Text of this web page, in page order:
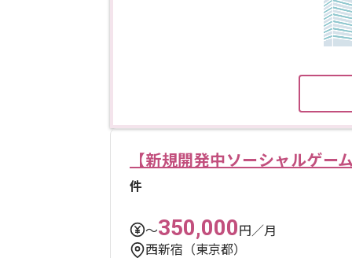
【新規開発中ソーシャルゲー
件
〜350,000円／月
西新宿（東京都）